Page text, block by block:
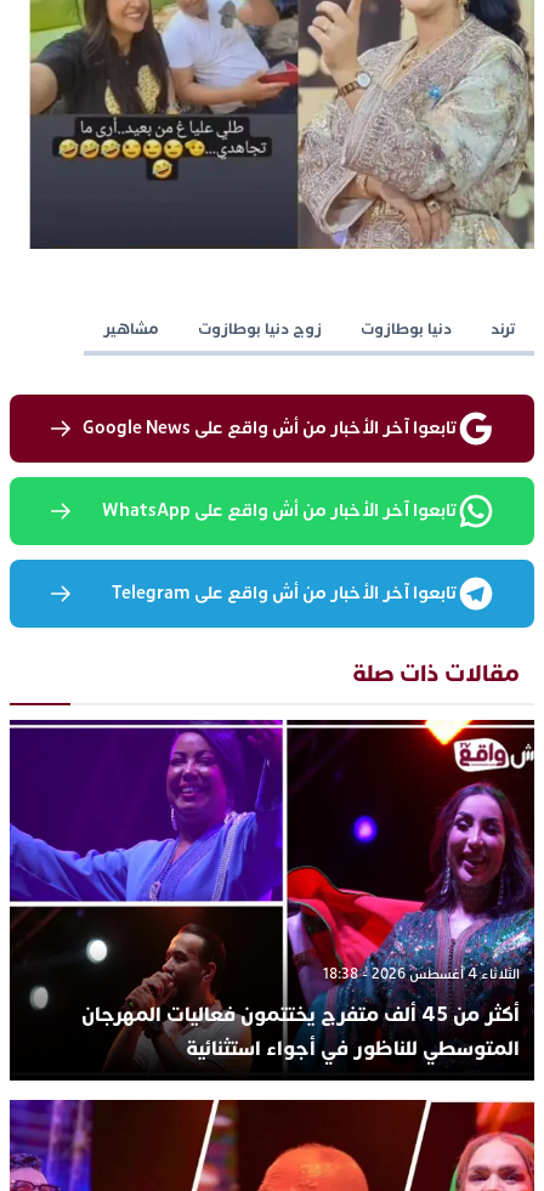
ترند دنيا بوطازوت زوج دنيا بوطازوت مشاهير
تابعوا آخر الأخبار من أش واقع على Google News
تابعوا آخر الأخبار من أش واقع على WhatsApp
تابعوا آخر الأخبار من أش واقع على Telegram
مقالات ذات صلة
الثلاثاء 4 أغسطس 2026 - 18:38
أكثر من 45 ألف متفرج يختتمون فعاليات المهرجان
المتوسطي للناظور في أجواء استثنائية